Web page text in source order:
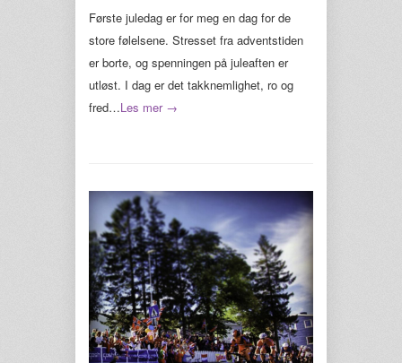
Første juledag er for meg en dag for de
store følelsene. Stresset fra adventstiden
er borte, og spenningen på juleaften er
utløst. I dag er det takknemlighet, ro og
fred…Les mer →